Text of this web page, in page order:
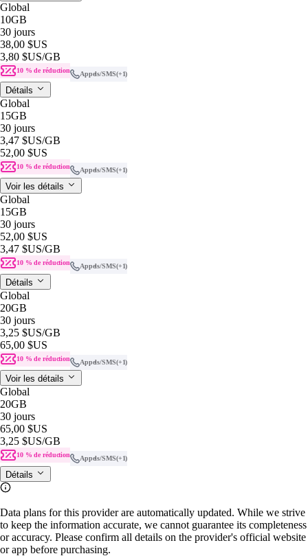
Global
10GB
30 jours
38,00 $US
3,80 $US/GB
10 % de réduction Appels/SMS(+1)
Détails
Global
15GB
30 jours
3,47 $US/GB
52,00 $US
10 % de réduction Appels/SMS(+1)
Voir les détails
Global
15GB
30 jours
52,00 $US
3,47 $US/GB
10 % de réduction Appels/SMS(+1)
Détails
Global
20GB
30 jours
3,25 $US/GB
65,00 $US
10 % de réduction Appels/SMS(+1)
Voir les détails
Global
20GB
30 jours
65,00 $US
3,25 $US/GB
10 % de réduction Appels/SMS(+1)
Détails
Data plans for this provider are automatically updated. While we strive
to keep the information accurate, we cannot guarantee its completeness
or accuracy. Please confirm all details on the provider's official website
or app before purchasing.